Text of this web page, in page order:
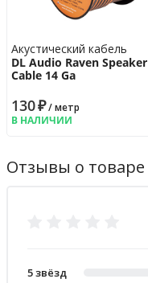
Акустический кабель
DL Audio Raven Speaker
Cable 14 Ga
130₽/ метр
В НАЛИЧИИ
Отзывы о товаре
5 звёзд